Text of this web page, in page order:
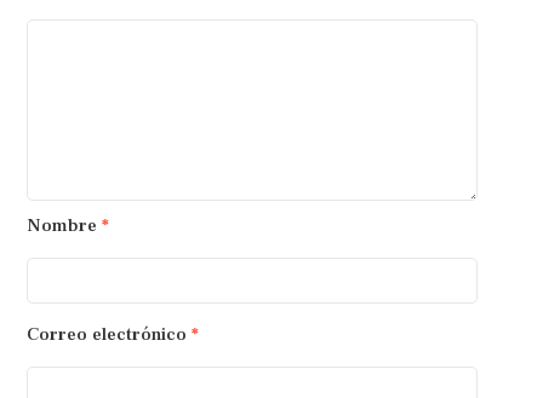
Nombre *
Correo electrónico *